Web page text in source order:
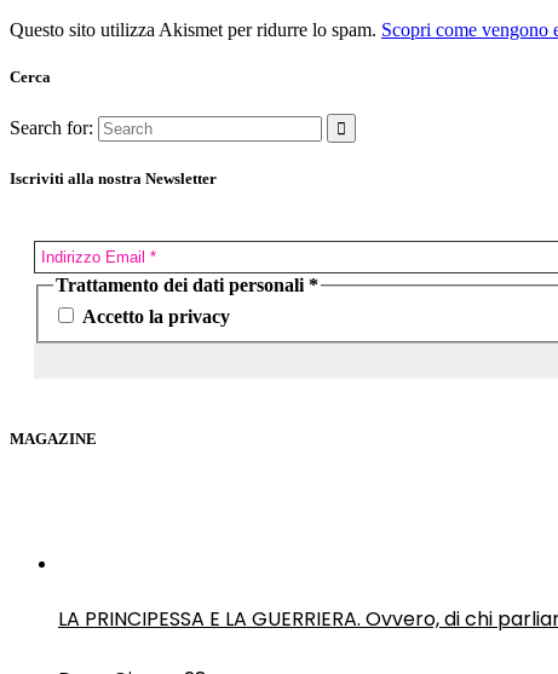
Questo sito utilizza Akismet per ridurre lo spam. Scopri come vengono
Cerca
Search for:
Iscriviti alla nostra Newsletter
Trattamento dei dati personali *
Accetto la privacy
MAGAZINE
LA PRINCIPESSA E LA GUERRIERA. Ovvero, di chi